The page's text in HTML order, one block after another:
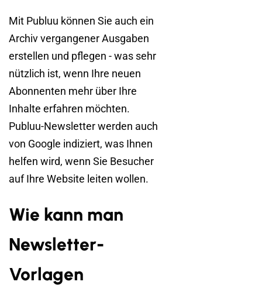
Mit Publuu können Sie auch ein
Archiv vergangener Ausgaben
erstellen und pflegen - was sehr
nützlich ist, wenn Ihre neuen
Abonnenten mehr über Ihre
Inhalte erfahren möchten.
Publuu-Newsletter werden auch
von Google indiziert, was Ihnen
helfen wird, wenn Sie Besucher
auf Ihre Website leiten wollen.
Wie kann man
Newsletter-
Vorlagen